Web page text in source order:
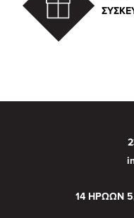
14 ΗΡΩΩΝ